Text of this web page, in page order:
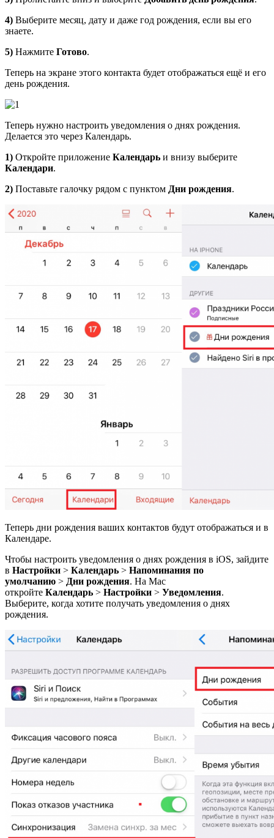
4) Выберите месяц, дату и даже год рождения, если вы его
знаете.
5) Нажмите Готово.
Теперь на экране этого контакта будет отображаться ещё и его
день рождения.
Теперь нужно настроить уведомления о днях рождения.
Делается это через Календарь.
1) Откройте приложение Календарь и внизу выберите
Календари.
2) Поставьте галочку рядом с пунктом Дни рождения.
Теперь дни рождения ваших контактов будут отображаться и в
Календаре.
Чтобы настроить уведомления о днях рождения в iOS, зайдите
в Настройки > Календарь > Напоминания по
умолчанию > Дни рождения. На Mac
откройте Календарь > Настройки > Уведомления.
Выберите, когда хотите получать уведомления о днях
рождения.